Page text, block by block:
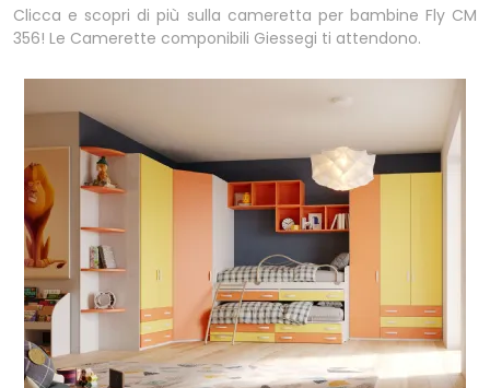
Clicca e scopri di più sulla cameretta per bambine Fly CM
356! Le Camerette componibili Giessegi ti attendono.